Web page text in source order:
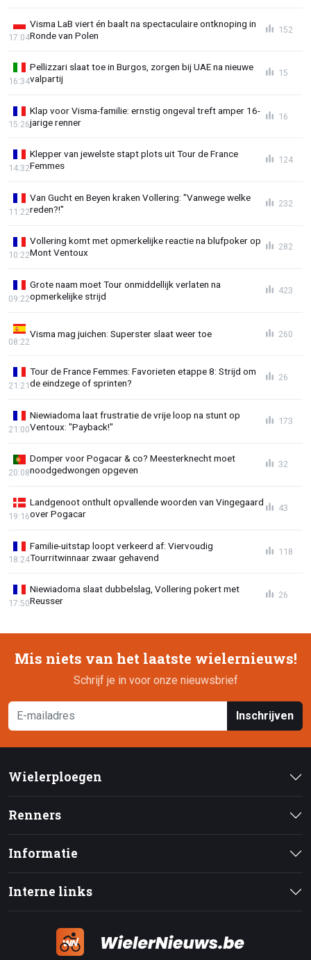
Visma LaB viert én baalt na spectaculaire ontknoping in
Ronde van Polen
17:04
152
Pellizzari slaat toe in Burgos, zorgen bij UAE na nieuwe
valpartij
16:34
15
Klap voor Visma-familie: ernstig ongeval treft amper 16-
jarige renner
15:26
16
Klepper van jewelste stapt plots uit Tour de France
Femmes
14:32
124
Van Gucht en Beyen kraken Vollering: "Vanwege welke
reden?!"
11:22
232
Vollering komt met opmerkelijke reactie na blufpoker op
Mont Ventoux
10:22
282
Grote naam moet Tour onmiddellijk verlaten na
opmerkelijke strijd
09:22
423
Visma mag juichen: Superster slaat weer toe
08:22
260
Tour de France Femmes: Favorieten etappe 8: Strijd om
de eindzege of sprinten?
21:21
26
Niewiadoma laat frustratie de vrije loop na stunt op
Ventoux: "Payback!"
21:00
173
Domper voor Pogacar & co? Meesterknecht moet
noodgedwongen opgeven
20:08
32
Landgenoot onthult opvallende woorden van Vingegaard
over Pogacar
19:16
43
Familie-uitstap loopt verkeerd af: Viervoudig
Tourritwinnaar zwaar gehavend
18:24
118
Niewiadoma slaat dubbelslag, Vollering pokert met
Reusser
17:50
26
Mis niets van het laatste wielernieuws!
Schrijf je in voor onze nieuwsbrief
Inschrijven
Wielerploegen
Renners
Informatie
Interne links